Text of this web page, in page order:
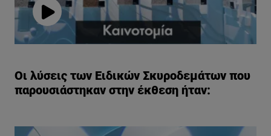
Play
Οι λύσεις των Ειδικών Σκυροδεμάτων που
παρουσιάστηκαν στην έκθεση ήταν: